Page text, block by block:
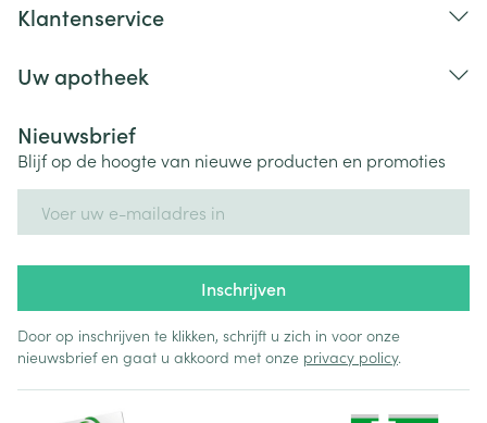
Klantenservice
Uw apotheek
Nieuwsbrief
Blijf op de hoogte van nieuwe producten en promoties
Inschrijven
Door op inschrijven te klikken, schrijft u zich in voor onze
nieuwsbrief en gaat u akkoord met onze privacy policy.